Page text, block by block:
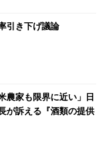
引き下げ議論
農家も限界に近い」日
が訴える『酒類の提供